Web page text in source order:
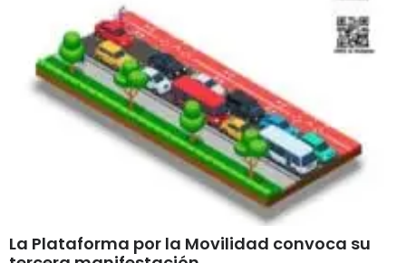
La Plataforma por la Movilidad convoca su